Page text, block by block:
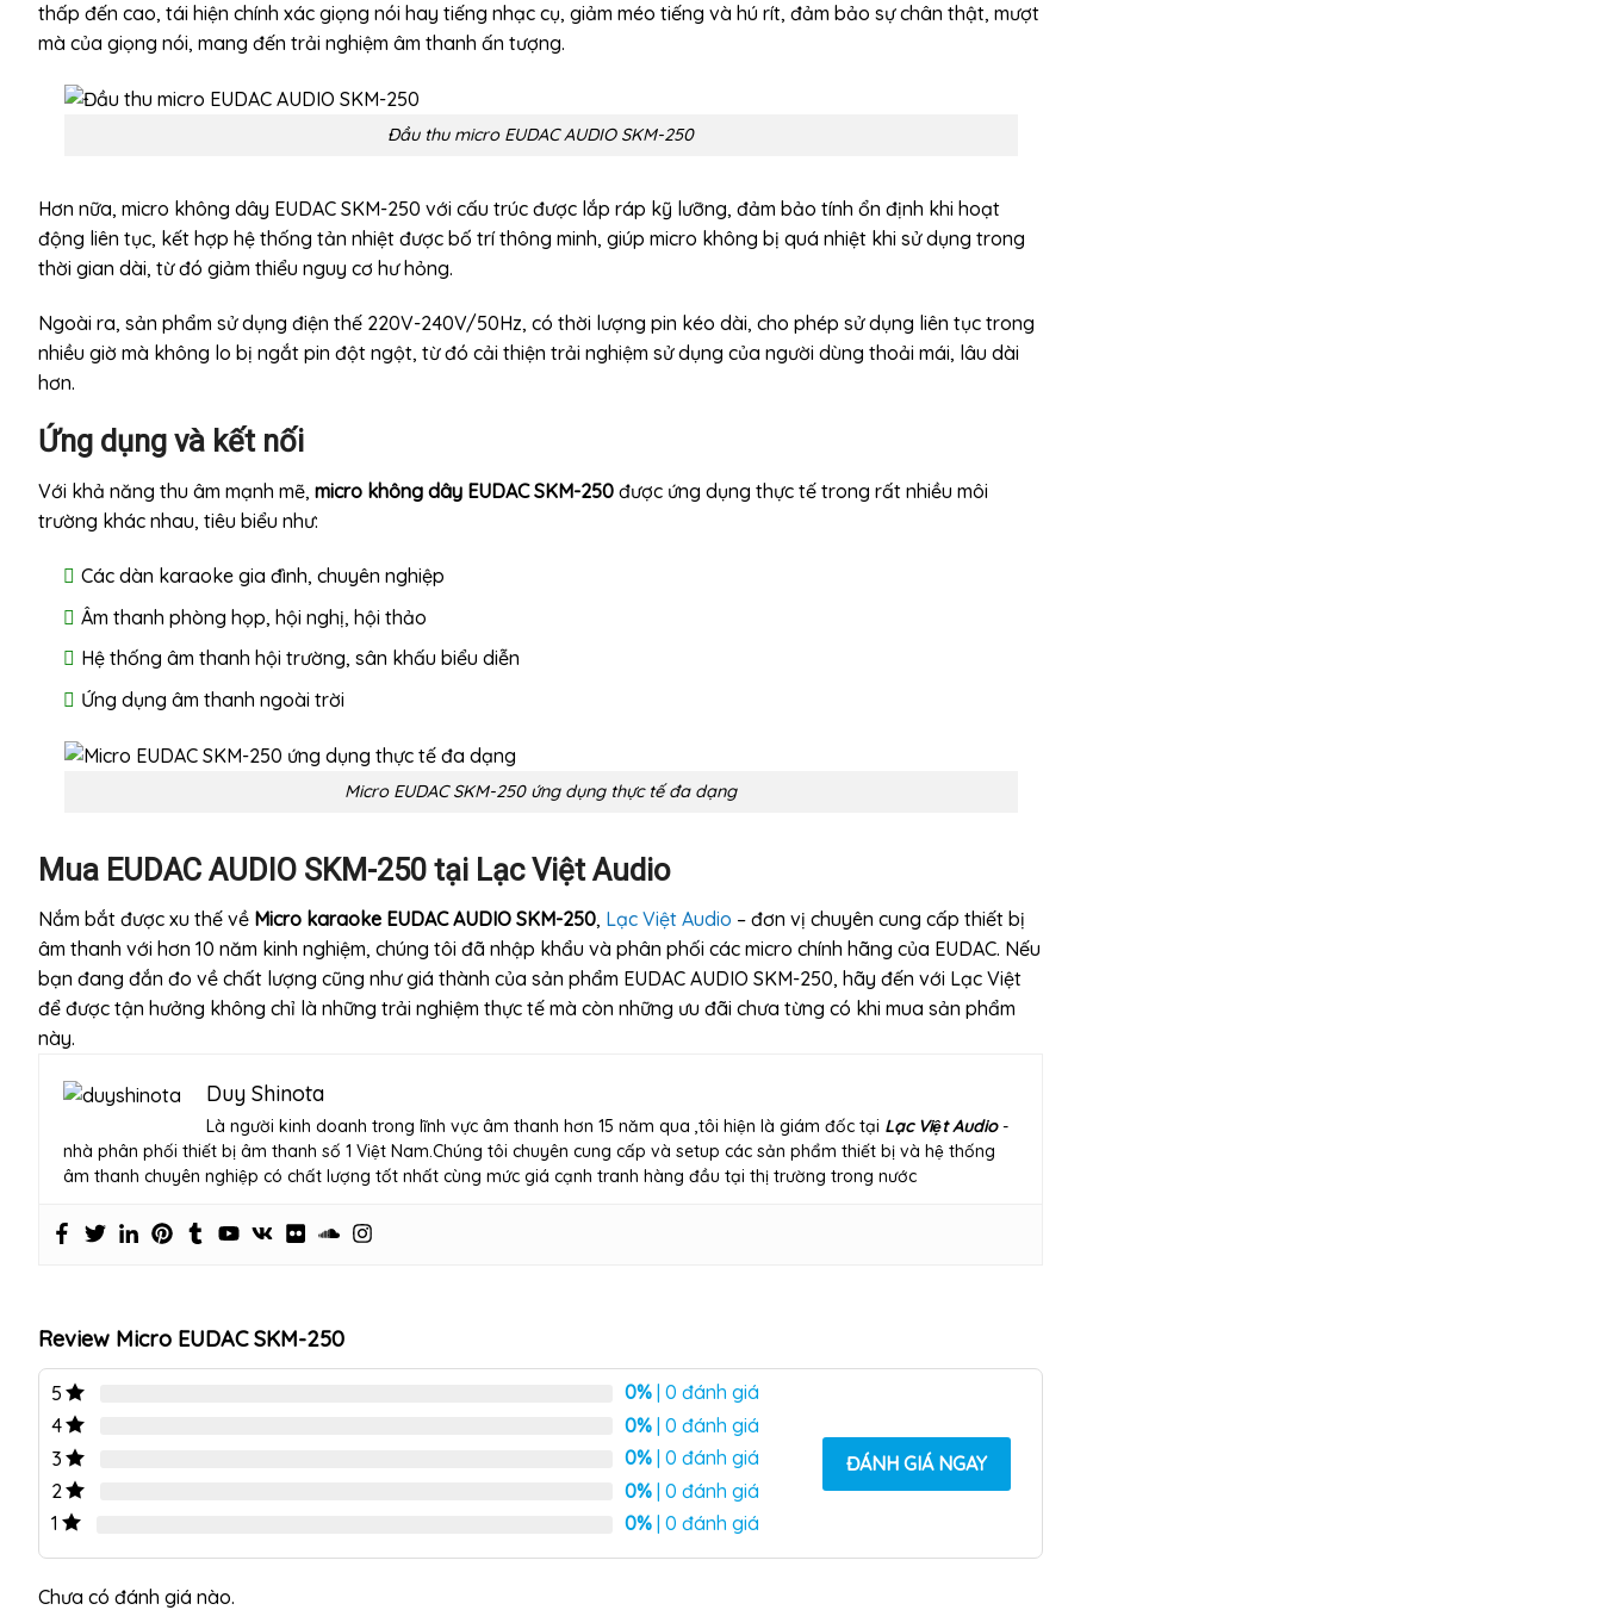
thấp đến cao, tái hiện chính xác giọng nói hay tiếng nhạc cụ, giảm méo tiếng và hú rít, đảm bảo sự chân thật, mượt
mà của giọng nói, mang đến trải nghiệm âm thanh ấn tượng.
Đầu thu micro EUDAC AUDIO SKM-250
Hơn nữa, micro không dây EUDAC SKM-250 với cấu trúc được lắp ráp kỹ lưỡng, đảm bảo tính ổn định khi hoạt
động liên tục, kết hợp hệ thống tản nhiệt được bố trí thông minh, giúp micro không bị quá nhiệt khi sử dụng trong
thời gian dài, từ đó giảm thiểu nguy cơ hư hỏng.
Ngoài ra, sản phẩm sử dụng điện thế 220V-240V/50Hz, có thời lượng pin kéo dài, cho phép sử dụng liên tục trong
nhiều giờ mà không lo bị ngắt pin đột ngột, từ đó cải thiện trải nghiệm sử dụng của người dùng thoải mái, lâu dài
hơn.
Ứng dụng và kết nối
Với khả năng thu âm mạnh mẽ, micro không dây EUDAC SKM-250 được ứng dụng thực tế trong rất nhiều môi
trường khác nhau, tiêu biểu như:
Các dàn karaoke gia đình, chuyên nghiệp
Âm thanh phòng họp, hội nghị, hội thảo
Hệ thống âm thanh hội trường, sân khấu biểu diễn
Ứng dụng âm thanh ngoài trời
Micro EUDAC SKM-250 ứng dụng thực tế đa dạng
Mua EUDAC AUDIO SKM-250 tại Lạc Việt Audio
Nắm bắt được xu thế về Micro karaoke EUDAC AUDIO SKM-250, Lạc Việt Audio – đơn vị chuyên cung cấp thiết bị
âm thanh với hơn 10 năm kinh nghiệm, chúng tôi đã nhập khẩu và phân phối các micro chính hãng của EUDAC. Nếu
bạn đang đắn đo về chất lượng cũng như giá thành của sản phẩm EUDAC AUDIO SKM-250, hãy đến với Lạc Việt
để được tận hưởng không chỉ là những trải nghiệm thực tế mà còn những ưu đãi chưa từng có khi mua sản phẩm
này.
Duy Shinota
Là người kinh doanh trong lĩnh vực âm thanh hơn 15 năm qua ,tôi hiện là giám đốc tại Lạc Việt Audio-
nhà phân phối thiết bị âm thanh số 1 Việt Nam.Chúng tôi chuyên cung cấp và setup các sản phẩm thiết bị và hệ thống
âm thanh chuyên nghiệp có chất lượng tốt nhất cùng mức giá cạnh tranh hàng đầu tại thị trường trong nước
Review Micro EUDAC SKM-250
5 0% | 0 đánh giá
4
0% | 0 đánh giá
3
0% | 0 đánh giá
2
0% | 0 đánh giá
1
0% | 0 đánh giá
ĐÁNH GIÁ NGAY
Chưa có đánh giá nào.